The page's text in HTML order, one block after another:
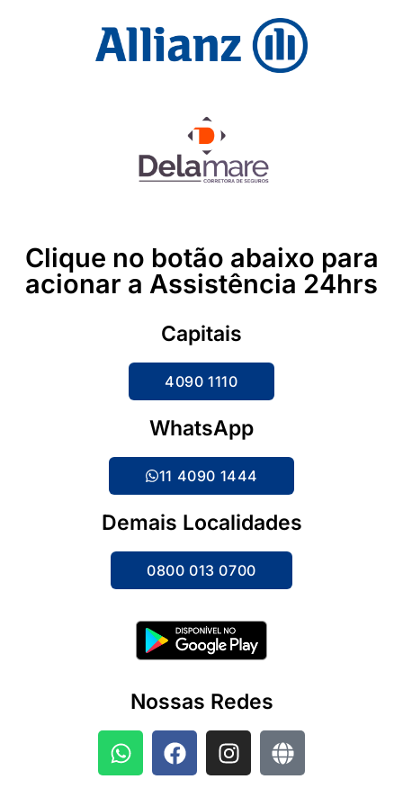
Clique no botão abaixo para
acionar a Assistência 24hrs
Capitais
4090 1110
WhatsApp
11 4090 1444
Demais Localidades
0800 013 0700
Nossas Redes